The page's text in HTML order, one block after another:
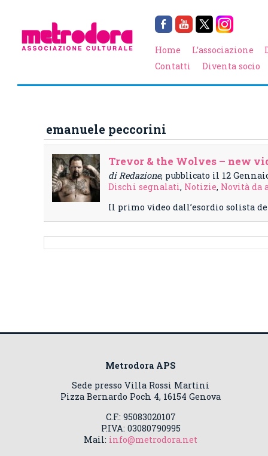
Home L’associazione
Contatti
Diventa socio
emanuele peccorini
Trevor & the Wolves – new
di Redazione, pubblicato il 12
Dischi segnalati, Notizie, Novità da
Il primo video dall’esordio solista
Metrodora APS
Sede presso Villa Rossi Martini
Pizza Bernardo Poch 4, 16154 Genova
C.F.: 95083020107
P.IVA: 03080790995
Mail: info@metrodora.net